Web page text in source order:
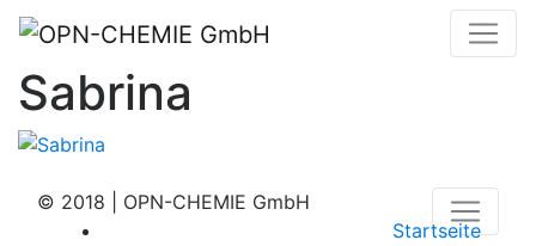
Sabrina
© 2018 | OPN-CHEMIE GmbH
Startseite